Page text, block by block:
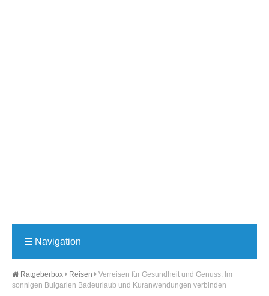
☰ Navigation
Ratgeberbox Reisen
Verreisen für Gesundheit und Genuss: Im
sonnigen Bulgarien Badeurlaub und Kuranwendungen verbinden